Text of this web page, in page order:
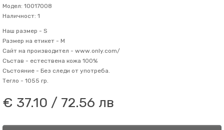
Модел: 10017008
Наличност: 1
Наш размер - S
Размер на етикет - M
Сайт на производител - www.only.com/
Състав - естествена кожа 100%
Състояние - Без следи от употреба.
Тегло - 1055 гр.
€ 37.10 / 72.56 лв